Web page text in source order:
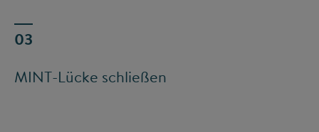
MINT-Lücke schließen